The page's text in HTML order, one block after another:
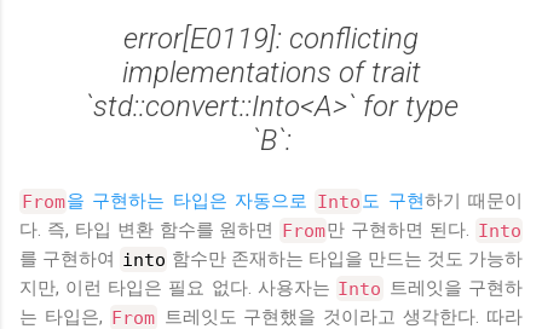
error[E0119]: conflicting
implementations of trait
`std::convert::Into<A>` for type
`B`:
From을 구현하는 타입은 자동으로 Into도 구현하기 때문이
다. 즉, 타입 변환 함수를 원하면 From만 구현하면 된다. Into
를 구현하여 into 함수만 존재하는 타입을 만드는 것도 가능하
지만, 이런 타입은 필요 없다. 사용자는 Into 트레잇을 구현하
는 타입은, From 트레잇도 구현했을 것이라고 생각한다. 따라